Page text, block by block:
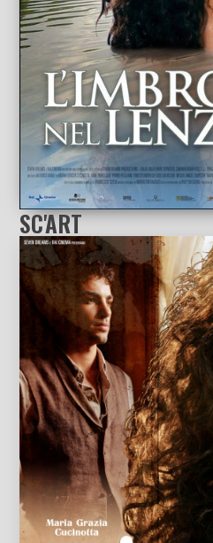
SC'ART